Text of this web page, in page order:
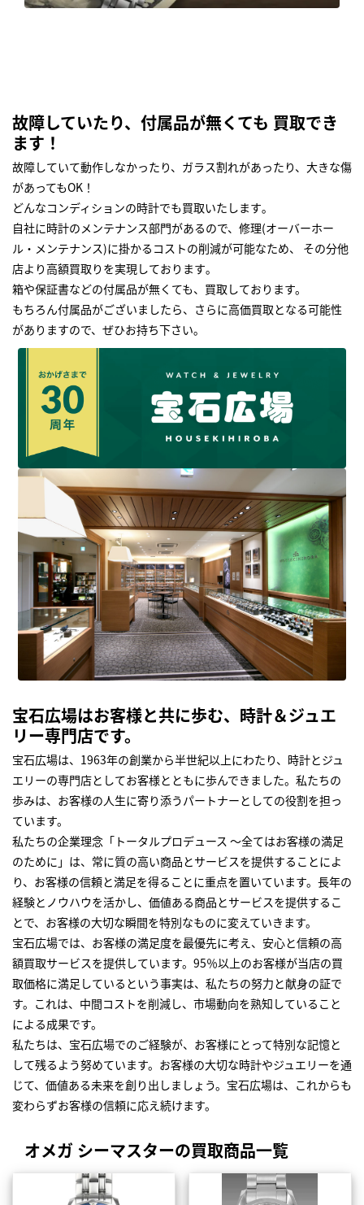
故障していたり、付属品が無くても 買取でき
ます！
故障していて動作しなかったり、ガラス割れがあったり、大きな傷
があってもOK！
どんなコンディションの時計でも買取いたします｡
自社に時計のメンテナンス部門があるので、修理(オーバーホー
ル・メンテナンス)に掛かるコストの削減が可能なため、 その分他
店より高額買取りを実現しております｡
箱や保証書などの付属品が無くても、買取しております。
もちろん付属品がございましたら、さらに高価買取となる可能性
がありますので、ぜひお持ち下さい｡
宝石広場はお客様と共に歩む、時計＆ジュエ
リー専門店です。
宝石広場は、1963年の創業から半世紀以上にわたり、時計とジュ
エリーの専門店としてお客様とともに歩んできました。私たちの
歩みは、お客様の人生に寄り添うパートナーとしての役割を担っ
ています。
私たちの企業理念「トータルプロデュース ～全てはお客様の満足
のために」は、常に質の高い商品とサービスを提供することによ
り、お客様の信頼と満足を得ることに重点を置いています。長年の
経験とノウハウを活かし、価値ある商品とサービスを提供するこ
とで、お客様の大切な瞬間を特別なものに変えていきます。
宝石広場では、お客様の満足度を最優先に考え、安心と信頼の高
額買取サービスを提供しています。95％以上のお客様が当店の買
取価格に満足しているという事実は、私たちの努力と献身の証で
す。これは、中間コストを削減し、市場動向を熟知していること
による成果です。
私たちは、宝石広場でのご経験が、お客様にとって特別な記憶と
して残るよう努めています。お客様の大切な時計やジュエリーを通
じて、価値ある未来を創り出しましょう。宝石広場は、これからも
変わらずお客様の信頼に応え続けます。
オメガ シーマスターの買取商品一覧